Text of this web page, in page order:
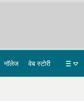
नॉलेज वेब स्टोरी